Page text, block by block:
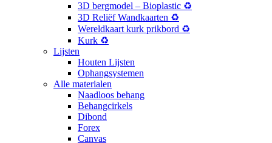
3D bergmodel – Bioplastic ♻️
3D Reliëf Wandkaarten ♻️
Wereldkaart kurk prikbord ♻️
Kurk ♻️
Lijsten
Houten Lijsten
Ophangsystemen
Alle materialen
Naadloos behang
Behangcirkels
Dibond
Forex
Canvas